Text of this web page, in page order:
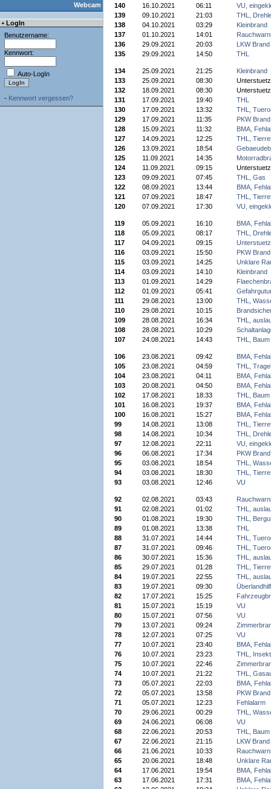
Webcam
• LogIn
Benutzername:
Kennwort:
Auto-LogIn
- Kennwort vergessen?
140
16.10.2021 06:11
VU,
139
09.10.2021 21:03
THL,
138
04.10.2021 03:29
Kleinbrand
137
01.10.2021 14:01
136
29.09.2021 20:03
LKW Brand
135
29.09.2021 14:50 THL
134 25.09.2021 21:25
Kleinbrand
133
25.09.2021 08:30
132
18.09.2021 08:30
131
17.09.2021 19:40
THL
130
17.09.2021 13:32
THL,
129
17.09.2021 11:35
PKW Brand
128
15.09.2021 11:32
BMA,
127
14.09.2021 12:25
THL,
126
13.09.2021 18:54
125
11.09.2021 14:35
124
11.09.2021 09:15
123
09.09.2021 07:45
THL, Gas
122
08.09.2021 13:44
BMA,
121
07.09.2021 18:47
THL,
120
07.09.2021 17:30 VU,
119 05.09.2021 16:10
BMA,
118
05.09.2021 08:17
THL,
117
04.09.2021 09:15
116
03.09.2021 15:50
PKW Brand
115
03.09.2021 14:25
Unklare
114
03.09.2021 14:10
Kleinbrand
113
01.09.2021 14:29
112
01.09.2021 05:41
111
29.08.2021 13:00
THL,
110
29.08.2021 10:15
109
28.08.2021 16:34
THL,
108
28.08.2021 10:29
107
24.08.2021 14:43 THL,
106 23.08.2021 09:42
BMA,
105
23.08.2021 04:59
THL,
104
23.08.2021 04:11
BMA,
103
20.08.2021 04:50
BMA,
102
17.08.2021 18:33
THL,
101
16.08.2021 19:37
BMA,
100
16.08.2021 15:27
BMA,
99
14.08.2021 13:08
THL,
98
14.08.2021 10:34
THL,
97
12.08.2021 22:11
VU,
96
06.08.2021 17:34
PKW Brand
95
03.08.2021 18:54
THL,
94
03.08.2021 18:30
THL,
93
03.08.2021 12:46 VU
92 02.08.2021 03:43
91
02.08.2021 01:02
THL,
90
01.08.2021 19:30
THL,
89
01.08.2021 13:38
THL
88
31.07.2021 14:44 THL,
87
31.07.2021 09:46 THL,
86
30.07.2021 15:36
THL,
85
29.07.2021 01:28
THL,
84
19.07.2021 22:55
THL,
83
19.07.2021 09:30
82
17.07.2021 15:25
81
15.07.2021 15:19
VU
80
15.07.2021 07:56
VU
79
13.07.2021 09:24
78
12.07.2021 07:25
VU
77
10.07.2021 23:40
BMA,
76
10.07.2021 23:23
THL,
75
10.07.2021 22:46
74
10.07.2021 21:22
THL,
73
05.07.2021 22:03
BMA,
72
05.07.2021 13:58
PKW Brand
71
05.07.2021 12:23
Fehlalarm
70
29.06.2021 00:29
THL,
69
24.06.2021 06:08
VU
68
22.06.2021 20:53
THL, Baum
67
22.06.2021 21:15
LKW Brand
66
21.06.2021 10:33
65
20.06.2021 18:48
Unklare
64
17.06.2021 19:54
BMA,
63
17.06.2021 17:31
BMA,